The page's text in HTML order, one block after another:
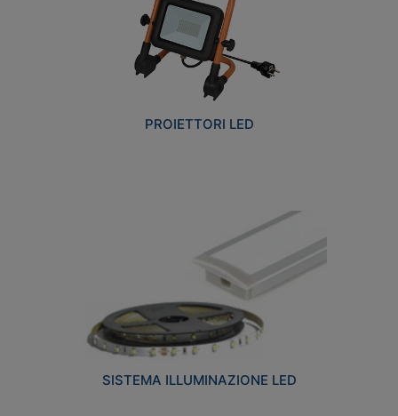
PROIETTORI LED
SISTEMA ILLUMINAZIONE LED